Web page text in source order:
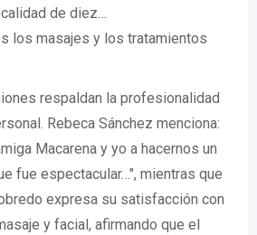
de diez…
los masajes y los tratamientos
respaldan la profesionalidad
Rebeca Sánchez menciona:
Macarena y yo a hacernos un
fue espectacular…", mientras que
expresa su satisfacción con
y facial, afirmando que el